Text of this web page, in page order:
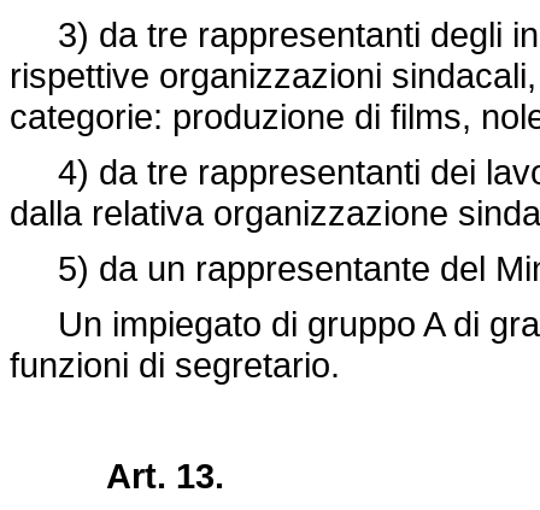
3) da tre rappresentanti degli
rispettive organizzazioni
categorie: produzione di films,
4) da tre rappresentanti dei
dalla relativa organizzazione
5) da un rappresentante del
Un impiegato di gruppo A di
funzioni di segretario.
Art. 13.